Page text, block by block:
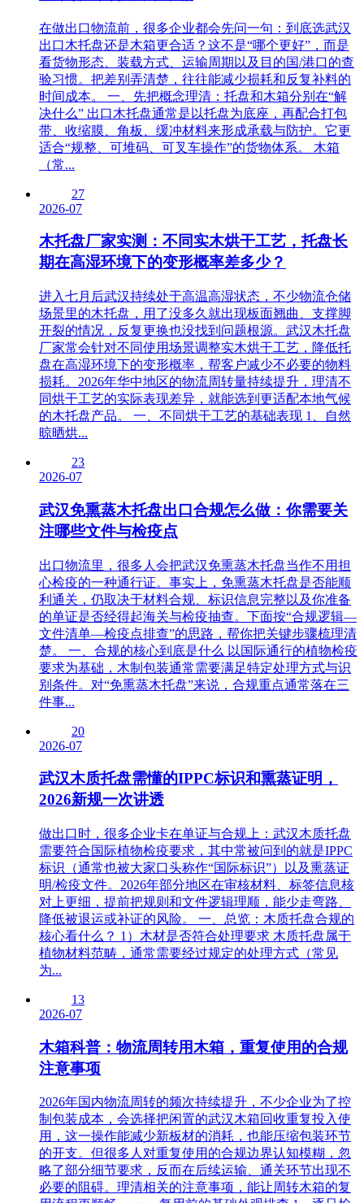
在做出口物流前，很多企业都会先问一句：到底选武汉
出口木托盘还是木箱更合适？这不是“哪个更好”，而是
看货物形态、装载方式、运输周期以及目的国/港口的查
验习惯。把差别弄清楚，往往能减少损耗和反复补料的
时间成本。 一、先把概念理清：托盘和木箱分别在“解
决什么” 出口木托盘通常是以托盘为底座，再配合打包
带、收缩膜、角板、缓冲材料来形成承载与防护。它更
适合“规整、可堆码、可叉车操作”的货物体系。 木箱
（常...
27
2026-07
木托盘厂家实测：不同实木烘干工艺，托盘长
期在高湿环境下的变形概率差多少？
进入七月后武汉持续处于高温高湿状态，不少物流仓储
场景里的木托盘，用了没多久就出现板面翘曲、支撑脚
开裂的情况，反复更换也没找到问题根源。武汉木托盘
厂家常会针对不同使用场景调整实木烘干工艺，降低托
盘在高湿环境下的变形概率，帮客户减少不必要的物料
损耗。2026年华中地区的物流周转量持续提升，理清不
同烘干工艺的实际表现差异，就能选到更适配本地气候
的木托盘产品。 一、不同烘干工艺的基础表现 1、自然
晾晒烘...
23
2026-07
武汉免熏蒸木托盘出口合规怎么做：你需要关
注哪些文件与检疫点
出口物流里，很多人会把武汉免熏蒸木托盘当作不用担
心检疫的一种通行证。事实上，免熏蒸木托盘是否能顺
利通关，仍取决于材料合规、标识信息完整以及你准备
的单证是否经得起海关与检疫抽查。下面按“合规逻辑—
文件清单—检疫点排查”的思路，帮你把关键步骤梳理清
楚。 一、合规的核心到底是什么 以国际通行的植物检疫
要求为基础，木制包装通常需要满足特定处理方式与识
别条件。对“免熏蒸木托盘”来说，合规重点通常落在三
件事...
20
2026-07
武汉木质托盘需懂的IPPC标识和熏蒸证明，
2026新规一次讲透
做出口时，很多企业卡在单证与合规上：武汉木质托盘
需要符合国际植物检疫要求，其中常被问到的就是IPPC
标识（通常也被大家口头称作“国际标识”）以及熏蒸证
明/检疫文件。2026年部分地区在审核材料、标签信息核
对上更细，提前把规则和文件逻辑理顺，能少走弯路、
降低被退运或补证的风险。 一、总览：木质托盘合规的
核心看什么？ 1）木材是否符合处理要求 木质托盘属于
植物材料范畴，通常需要经过规定的处理方式（常见
为...
13
2026-07
木箱科普：物流周转用木箱，重复使用的合规
注意事项
2026年国内物流周转的频次持续提升，不少企业为了控
制包装成本，会选择把闲置的武汉木箱回收重复投入使
用，这一操作能减少新板材的消耗，也能压缩包装环节
的开支。但很多人对重复使用的合规边界认知模糊，忽
略了部分细节要求，反而在后续运输、通关环节出现不
必要的阻碍。理清相关的注意事项，能让周转木箱的复